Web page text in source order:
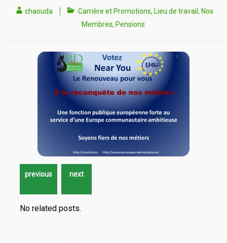
chaouda Carrière et Promotions, Lieu de travail , Nos
Membres, Pensions
No related posts.